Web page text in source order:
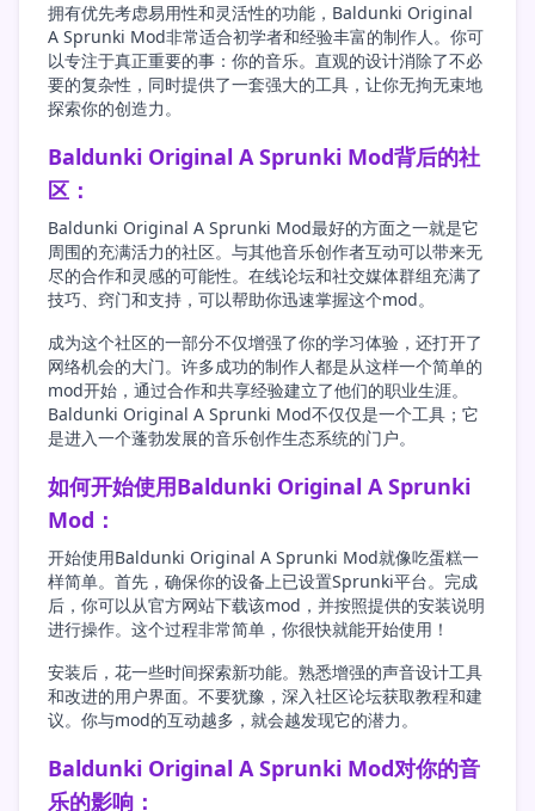
拥有优先考虑易用性和灵活性的功能，Baldunki Original
A Sprunki Mod非常适合初学者和经验丰富的制作人。你可
以专注于真正重要的事：你的音乐。直观的设计消除了不必
要的复杂性，同时提供了一套强大的工具，让你无拘无束地
探索你的创造力。
Baldunki Original A Sprunki Mod背后的社
区：
Baldunki Original A Sprunki Mod最好的方面之一就是它
周围的充满活力的社区。与其他音乐创作者互动可以带来无
尽的合作和灵感的可能性。在线论坛和社交媒体群组充满了
技巧、窍门和支持，可以帮助你迅速掌握这个mod。
成为这个社区的一部分不仅增强了你的学习体验，还打开了
网络机会的大门。许多成功的制作人都是从这样一个简单的
mod开始，通过合作和共享经验建立了他们的职业生涯。
Baldunki Original A Sprunki Mod不仅仅是一个工具；它
是进入一个蓬勃发展的音乐创作生态系统的门户。
如何开始使用Baldunki Original A Sprunki
Mod：
开始使用Baldunki Original A Sprunki Mod就像吃蛋糕一
样简单。首先，确保你的设备上已设置Sprunki平台。完成
后，你可以从官方网站下载该mod，并按照提供的安装说明
进行操作。这个过程非常简单，你很快就能开始使用！
安装后，花一些时间探索新功能。熟悉增强的声音设计工具
和改进的用户界面。不要犹豫，深入社区论坛获取教程和建
议。你与mod的互动越多，就会越发现它的潜力。
Baldunki Original A Sprunki Mod对你的音
乐的影响：